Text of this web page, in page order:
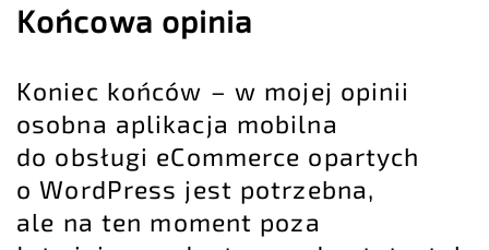
Końcowa opinia
Koniec końców – w mojej opinii
osobna aplikacja mobilna
do obsługi eCommerce opartych
o WordPress jest potrzebna,
ale na ten moment poza